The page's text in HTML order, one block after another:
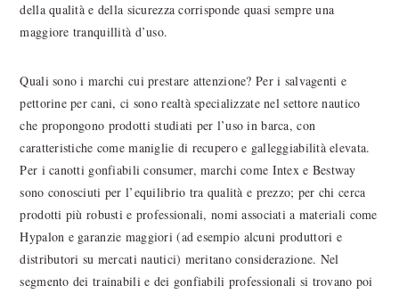
della qualità e della sicurezza corrisponde quasi sempre una
maggiore tranquillità d’uso.
Quali sono i marchi cui prestare attenzione? Per i salvagenti e
pettorine per cani, ci sono realtà specializzate nel settore nautico
che propongono prodotti studiati per l’uso in barca, con
caratteristiche come maniglie di recupero e galleggiabilità elevata.
Per i canotti gonfiabili consumer, marchi come Intex e Bestway
sono conosciuti per l’equilibrio tra qualità e prezzo; per chi cerca
prodotti più robusti e professionali, nomi associati a materiali come
Hypalon e garanzie maggiori (ad esempio alcuni produttori e
distributori su mercati nautici) meritano considerazione. Nel
segmento dei trainabili e dei gonfiabili professionali si trovano poi